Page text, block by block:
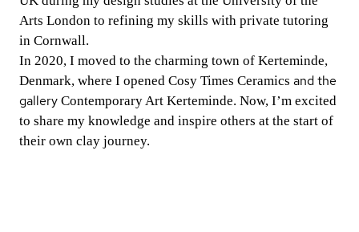
Arts London to refining my skills with private tutoring
in Cornwall.
In 2020, I moved to the charming town of Kerteminde,
Denmark, where I opened Cosy Times Ceramics and the
gallery Contemporary Art Kerteminde. Now, I’m excited
to share my knowledge and inspire others at the start of
their own clay journey.